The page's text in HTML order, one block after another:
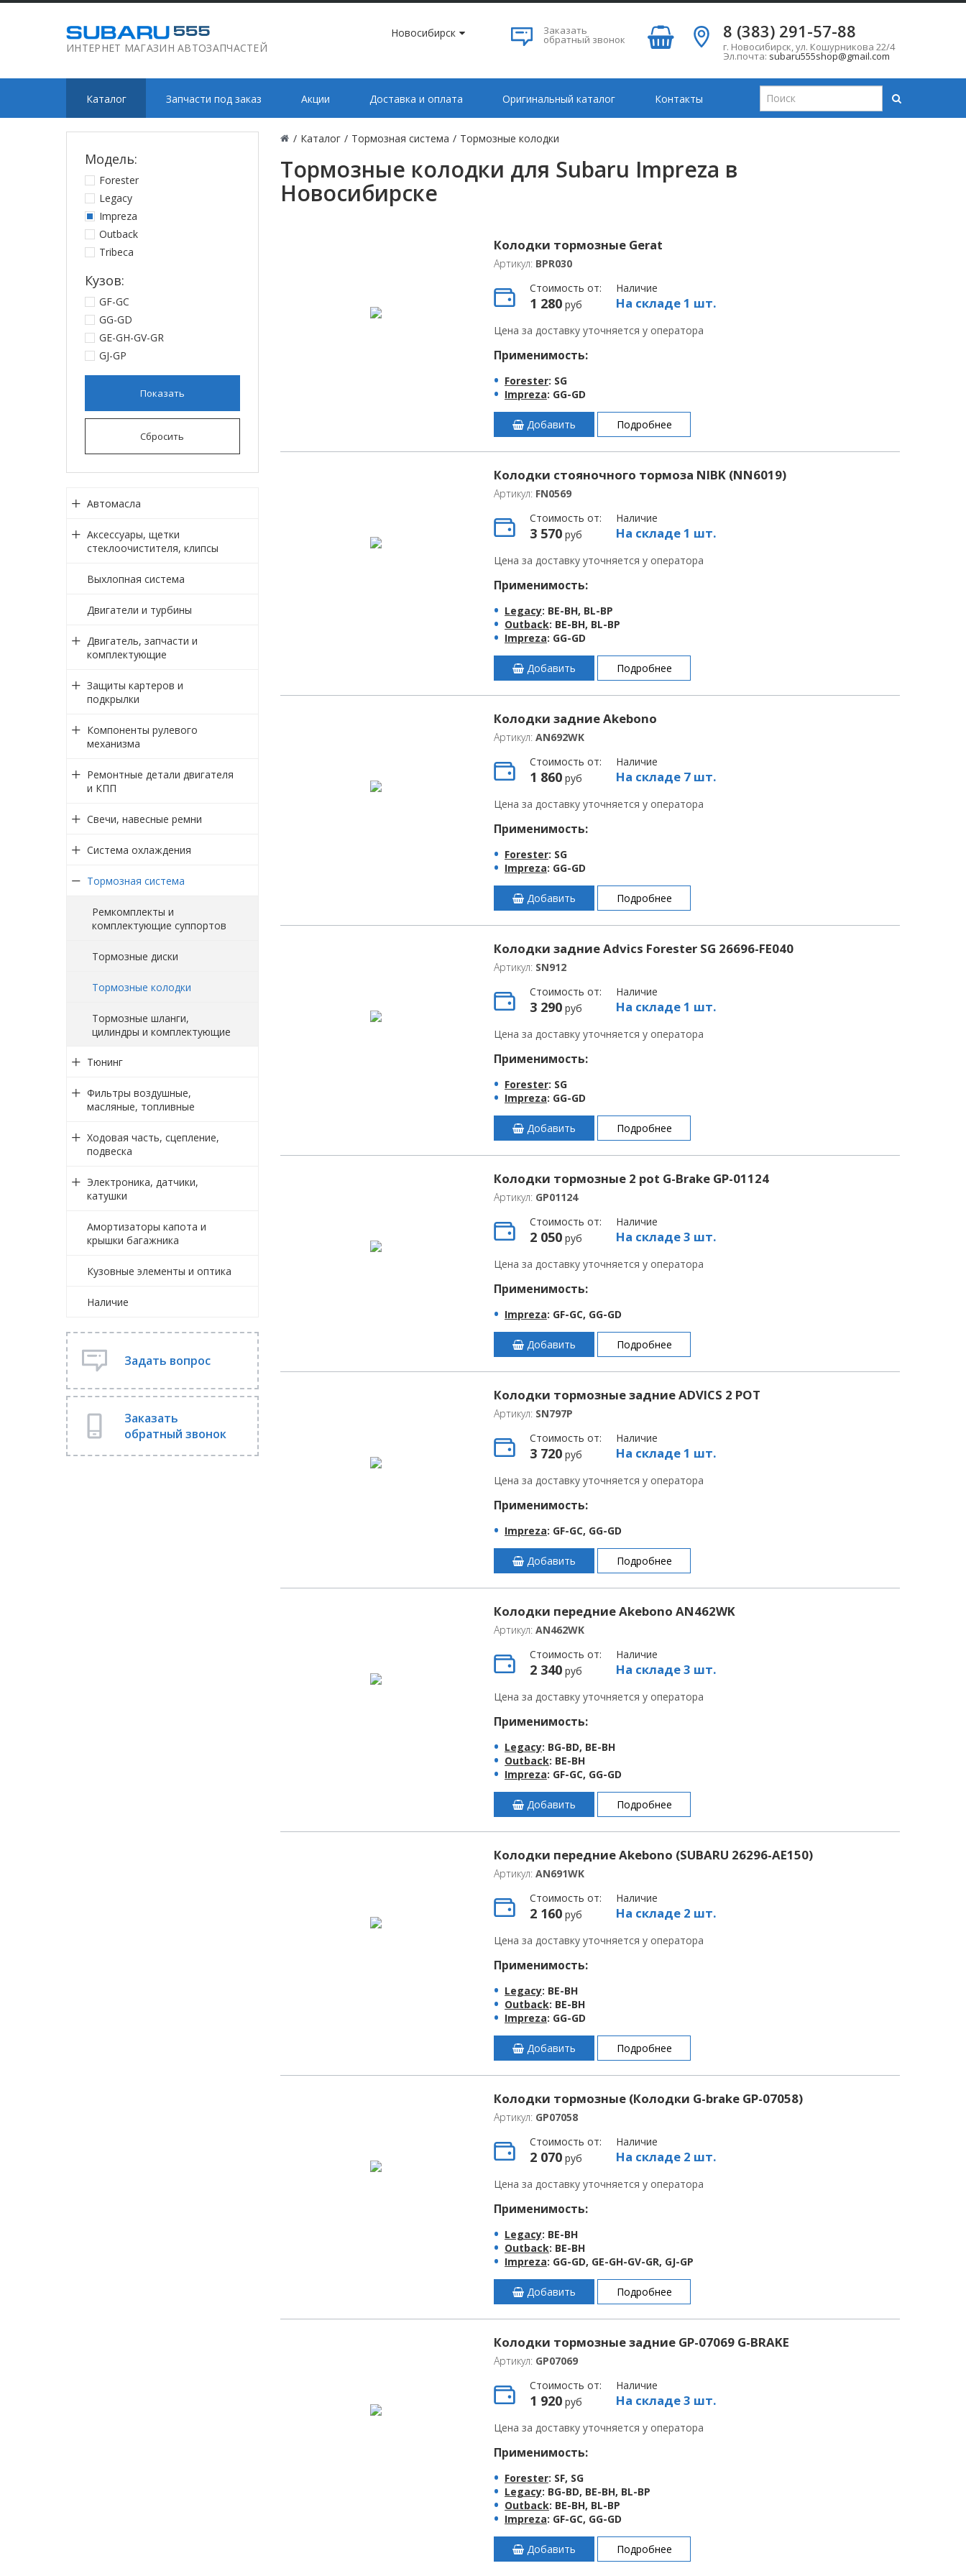
ИНТЕРНЕТ МАГАЗИН АВТОЗАПЧАСТЕЙ
Новосибирск Заказать
обратный звонок 8 (383) 291-57-88
г. Новосибирск,ул. Кошурникова 22/4
Эл.почта: subaru555shop@gmail.com
Каталог Запчасти под заказ Акции Доставка и оплата Оригинальный каталог Контакты
/ Каталог / Тормозная система / Тормозные колодки
Тормозные колодки для Subaru Impreza в
Новосибирске
Модель:
Forester
Legacy
Impreza
Outback
Tribeca
Кузов:
GF-GC
GG-GD
GE-GH-GV-GR
GJ-GP
Показать
Сбросить
Автомасла
Аксессуары, щетки
стеклоочистителя, клипсы
Выхлопная система
Двигатели и турбины
Двигатель, запчасти и
комплектующие
Защиты картеров и
подкрылки
Компоненты рулевого
механизма
Ремонтные детали двигателя
и КПП
Свечи, навесные ремни
Система охлаждения
Тормозная система
Ремкомплекты и
комплектующие суппортов
Тормозные диски
Тормозные колодки
Тормозные шланги,
цилиндры и комплектующие
Тюнинг
Фильтры воздушные,
масляные, топливные
Ходовая часть, сцепление,
подвеска
Электроника, датчики,
катушки
Амортизаторы капота и
крышки багажника
Кузовные элементы и оптика
Наличие
Задать вопрос
Заказать
обратный звонок
Колодки тормозные Gerat
Артикул: BPR030
Стоимость от:
1 280руб
Наличие
На складе 1 шт.
Цена за доставку уточняется у оператора
Применимость:
Forester: SG
Impreza: GG-GD
Добавить Подробнее
Колодки стояночного тормоза NIBK (NN6019)
Артикул: FN0569
Стоимость от:
3 570руб
Наличие
На складе 1 шт.
Цена за доставку уточняется у оператора
Применимость:
Legacy: BE-BH, BL-BP
Outback: BE-BH, BL-BP
Impreza: GG-GD
Добавить Подробнее
Колодки задние Akebono
Артикул: AN692WK
Стоимость от:
1 860руб
Наличие
На складе 7 шт.
Цена за доставку уточняется у оператора
Применимость:
Forester: SG
Impreza: GG-GD
Добавить Подробнее
Колодки задние Advics Forester SG 26696-FE040
Артикул: SN912
Стоимость от:
3 290руб
Наличие
На складе 1 шт.
Цена за доставку уточняется у оператора
Применимость:
Forester: SG
Impreza: GG-GD
Добавить Подробнее
Колодки тормозные 2 pot G-Brake GP-01124
Артикул: GP01124
Стоимость от:
2 050руб
Наличие
На складе 3 шт.
Цена за доставку уточняется у оператора
Применимость:
Impreza: GF-GC, GG-GD
Добавить Подробнее
Колодки тормозные задние ADVICS 2 POT
Артикул: SN797P
Стоимость от:
3 720руб
Наличие
На складе 1 шт.
Цена за доставку уточняется у оператора
Применимость:
Impreza: GF-GC, GG-GD
Добавить Подробнее
Колодки передние Akebono AN462WK
Артикул: AN462WK
Стоимость от:
2 340руб
Наличие
На складе 3 шт.
Цена за доставку уточняется у оператора
Применимость:
Legacy: BG-BD, BE-BH
Outback: BE-BH
Impreza: GF-GC, GG-GD
Добавить Подробнее
Колодки передние Akebono (SUBARU 26296-AE150)
Артикул: AN691WK
Стоимость от:
2 160руб
Наличие
На складе 2 шт.
Цена за доставку уточняется у оператора
Применимость:
Legacy: BE-BH
Outback: BE-BH
Impreza: GG-GD
Добавить Подробнее
Колодки тормозные (Колодки G-brake GP-07058)
Артикул: GP07058
Стоимость от:
2 070руб
Наличие
На складе 2 шт.
Цена за доставку уточняется у оператора
Применимость:
Legacy: BE-BH
Outback: BE-BH
Impreza: GG-GD, GE-GH-GV-GR, GJ-GP
Добавить Подробнее
Колодки тормозные задние GP-07069 G-BRAKE
Артикул: GP07069
Стоимость от:
1 920руб
Наличие
На складе 3 шт.
Цена за доставку уточняется у оператора
Применимость:
Forester: SF, SG
Legacy: BG-BD, BE-BH, BL-BP
Outback: BE-BH, BL-BP
Impreza: GF-GC, GG-GD
Добавить Подробнее